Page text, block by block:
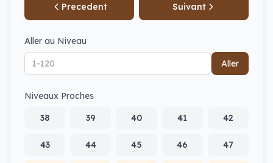
Precedent Suivant
Aller au Niveau
Aller
Niveaux Proches
38
39 40 41 42
43 44 45 46 47